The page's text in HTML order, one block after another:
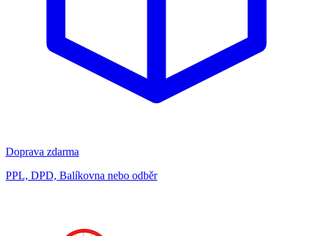
Doprava zdarma
PPL, DPD, Balíkovna nebo odběr